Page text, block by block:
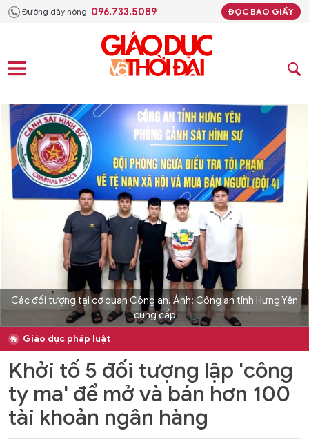
Đường dây nóng: 096.733.5089 ĐỌC BÁO GIẤY
Các đối tượng tại cơ quan Công an. Ảnh: Công an tỉnh Hưng Yên
cung cấp
Giáo dục pháp luật
Khởi tố 5 đối tượng lập 'công
ty ma' để mở và bán hơn 100
tài khoản ngân hàng